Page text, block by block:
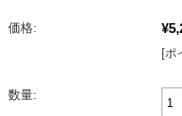
価格:
[ポ
数量: